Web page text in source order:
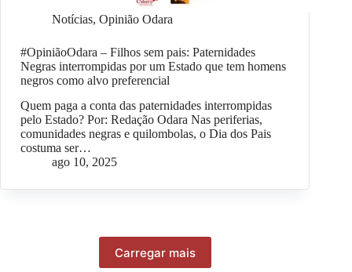
Notícias, Opinião Odara
#OpiniãoOdara – Filhos sem pais: Paternidades
Negras interrompidas por um Estado que tem homens
negros como alvo preferencial
Quem paga a conta das paternidades interrompidas
pelo Estado? Por: Redação Odara Nas periferias,
comunidades negras e quilombolas, o Dia dos Pais
costuma ser…
ago 10, 2025
Carregar mais